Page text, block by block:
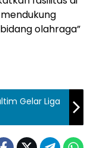
olahraga”
Gelar Liga